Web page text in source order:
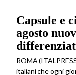
Capsule e
agosto
ROMA
italiani che ogni